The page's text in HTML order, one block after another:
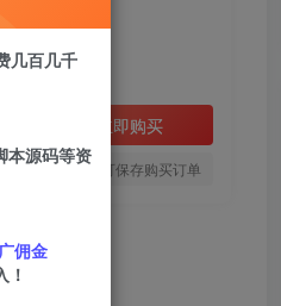
立即购买
登陆后购买，可保存购买订单
几百几千
本源码等资
佣金
！